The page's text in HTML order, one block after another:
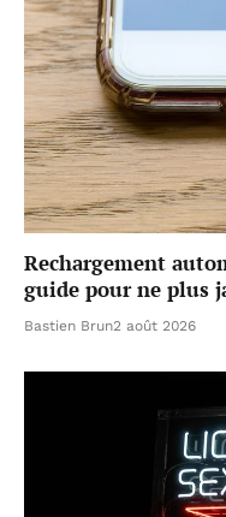
Rechargement
guide pour ne plus
Bastien Brun2 août 2026